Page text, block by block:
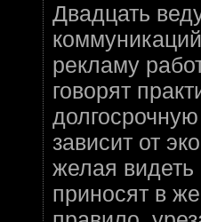
Двадцать
рекламу
говорят
зависит от
желая
приносят в